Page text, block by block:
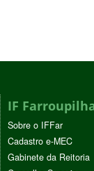
IF
Sobre o IFFar
Cadastro e-MEC
Gabinete da Reitoria